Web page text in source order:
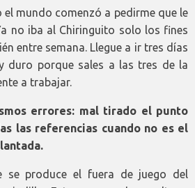
el mundo comenzó a pedirme que le
no iba al Chiringuito solo los fines
entre semana. Llegue a ir tres días
duro porque sales a las tres de la
a trabajar.
errores: mal tirado el punto
las referencias cuando no es el
se produce el fuera de juego del